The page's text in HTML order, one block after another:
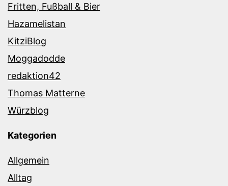
Fritten, Fußball & Bier
Hazamelistan
KitziBlog
Moggadodde
redaktion42
Thomas Matterne
Würzblog
Kategorien
Allgemein
Alltag